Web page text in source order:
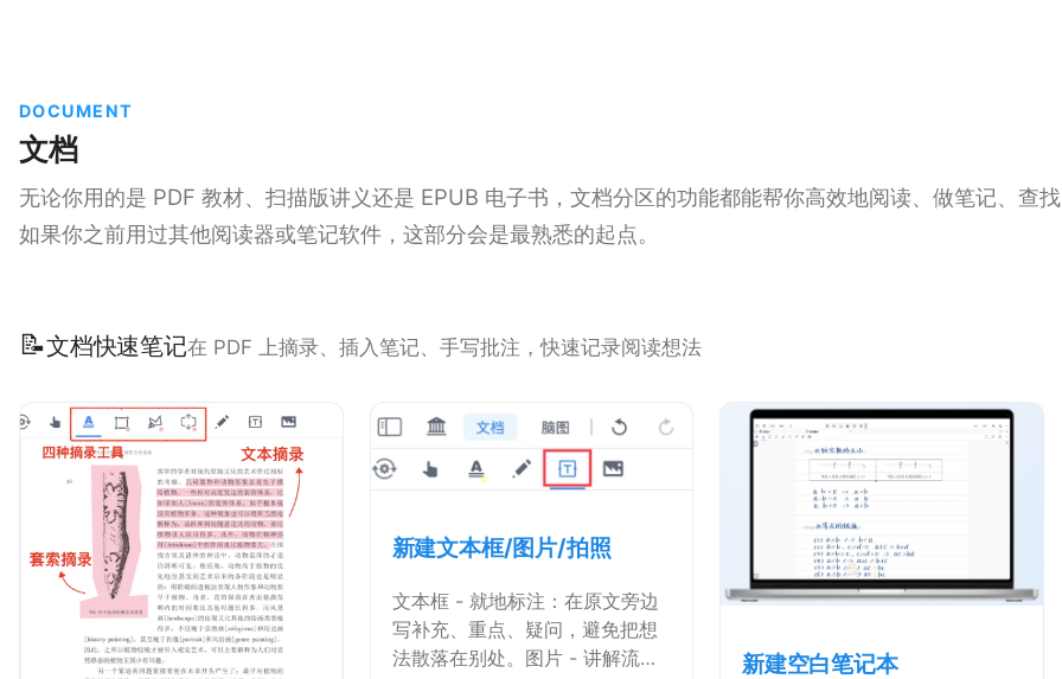
DOCUMENT
文档
无论你用的是 PDF 教材、扫描版讲义还是 EPUB 电子书，文档分区的功能都能帮你高效地阅读、做笔记、查找
如果你之前用过其他阅读器或笔记软件，这部分会是最熟悉的起点。
📝文档快速笔记在 PDF 上摘录、插入笔记、手写批注，快速记录阅读想法
新建文本框/图片/拍照
文本框 - 就地标注：在原文旁边
写补充、重点、疑问，避免把想
法散落在别处。图片 - 讲解流
新建空白笔记本